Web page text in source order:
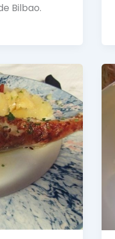
Bilbao.